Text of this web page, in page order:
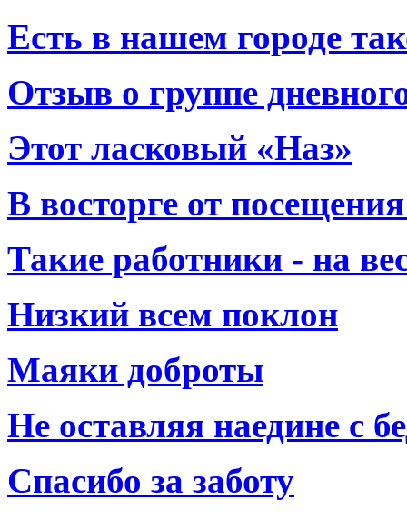
Есть в нашем городе
Отзыв о группе
Этот ласковый «Наз»
В восторге от
Такие работники - на
Низкий всем поклон
Маяки доброты
Не оставляя наедине с
Спасибо за заботу